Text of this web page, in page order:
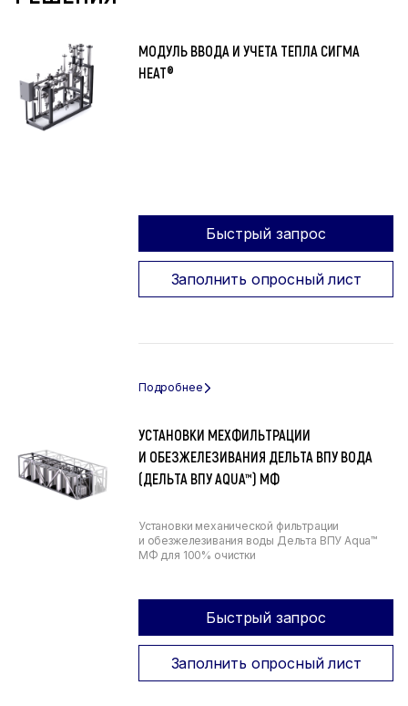
МОДУЛЬ ВВОДА И УЧЕТА ТЕПЛА СИГМА
HEAT®
Быстрый запрос
Заполнить опросный лист
УСТАНОВКИ МЕХФИЛЬТРАЦИИ
И ОБЕЗЖЕЛЕЗИВАНИЯ ДЕЛЬТА ВПУ ВОДА
(ДЕЛЬТА ВПУ AQUA™) МФ
Установки механической фильтрации
и обезжелезивания воды Дельта ВПУ Aqua™
МФ для 100% очистки
Быстрый запрос
Заполнить опросный лист